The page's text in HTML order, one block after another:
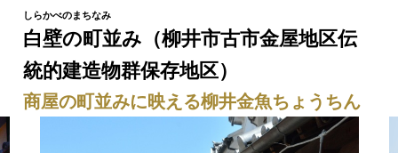
白壁の町並み（柳井市古市金屋地区伝
統的建造物群保存地区）
商屋の町並みに映える柳井金魚ちょうちん